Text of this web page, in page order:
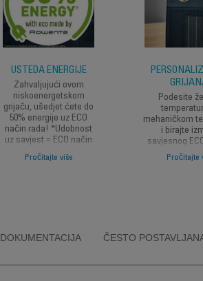
UŠTEDA ENERGIJE
Zahvaljujući ovom
niskoenergetskom
grijaču, ušedjet ćete do
50% energije uz ECO
način rada! *Udobnost
uz savjest = ECO način
rada vs TURBO način
rada / maksimalna
Pročitajte više
Podesite
mehaničkom
i birajte
savjesnog
rada (900 W)
TURBO
Pročitajte
DOKUMENTACIJA ČESTO